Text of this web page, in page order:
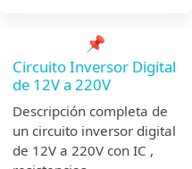
📌
Circuito Inversor Digital
de 12V a 220V
Descripción completa de
un circuito inversor digital
de 12V a 220V con IC ,